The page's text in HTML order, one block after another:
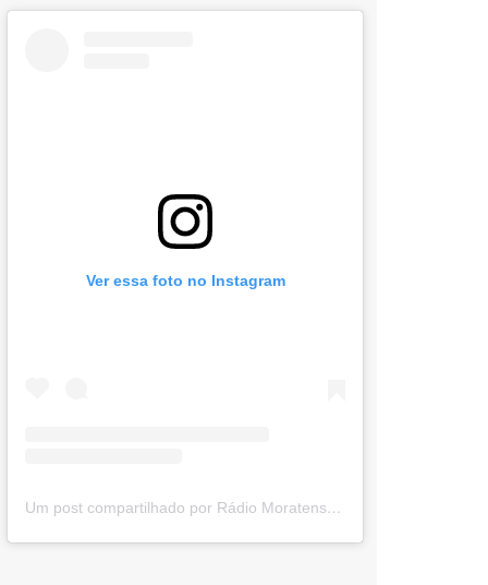
Ver essa foto no Instagram
Um post compartilhado por Rádio Moratense (@radio_moratense)